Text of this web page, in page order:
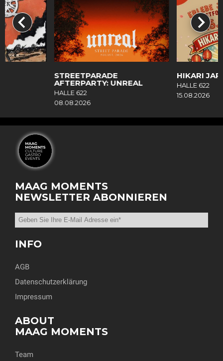
STREETPARADE
AFTERPARTY: UNREAL
HALLE 622
08.08.2026
HIKARI
HALLE 622
15.08.2026
MAAG MOMENTS
NEWSLETTER ABONNIEREN
INFO
AGB
Datenschutzerklärung
Impressum
ABOUT
MAAG MOMENTS
Team